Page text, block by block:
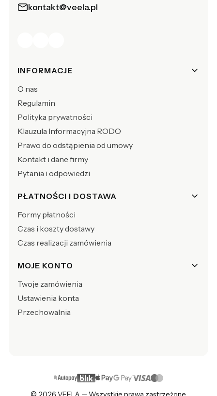
kontakt@veela.pl
Linki w stopce
INFORMACJE
O nas
Regulamin
Polityka prywatności
Klauzula Informacyjna RODO
Prawo do odstąpienia od umowy
Kontakt i dane firmy
Pytania i odpowiedzi
PŁATNOŚCI I DOSTAWA
Formy płatności
Czas i koszty dostawy
Czas realizacji zamówienia
MOJE KONTO
Twoje zamówienia
Ustawienia konta
Przechowalnia